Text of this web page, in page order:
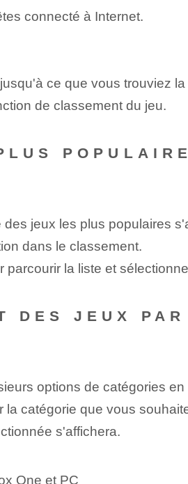
connecté à Internet.
ce que vous trouviez
de classement du jeu.
jeux les plus populaires
dans le classement.
la liste et
DES JEUX
options de catégories en
catégorie que vous
s'affichera.
One et PC